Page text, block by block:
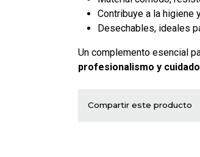
Contribuye a la higiene
Desechables, ideales
Un complemento esencial
profesionalismo y
Compartir este producto